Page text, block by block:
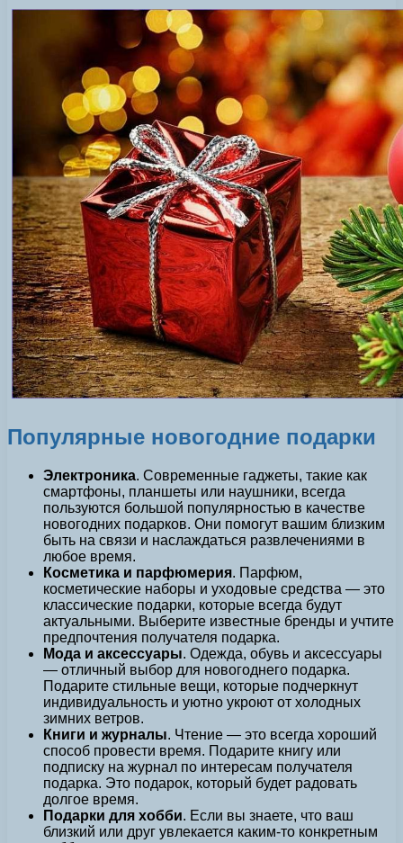
Популярные новогодние подарки
Электроника. Современные гаджеты, такие как
смартфоны, планшеты или наушники, всегда
пользуются большой популярностью в качестве
новогодних подарков. Они помогут вашим близким
быть на связи и наслаждаться развлечениями в
любое время.
Косметика и парфюмерия. Парфюм,
косметические наборы и уходовые средства — это
классические подарки, которые всегда будут
актуальными. Выберите известные бренды и учтите
предпочтения получателя подарка.
Мода и аксессуары. Одежда, обувь и аксессуары
— отличный выбор для новогоднего подарка.
Подарите стильные вещи, которые подчеркнут
индивидуальность и уютно укроют от холодных
зимних ветров.
Книги и журналы. Чтение — это всегда хороший
способ провести время. Подарите книгу или
подписку на журнал по интересам получателя
подарка. Это подарок, который будет радовать
долгое время.
Подарки для хобби. Если вы знаете, что ваш
близкий или друг увлекается каким-то конкретным